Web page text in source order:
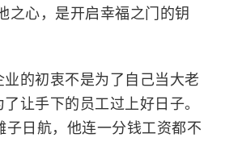
之心，是开启幸福之门的钥
业的初衷不是为了自己当大老
让手下的员工过上好日子。
子日航，他连一分钱工资都不